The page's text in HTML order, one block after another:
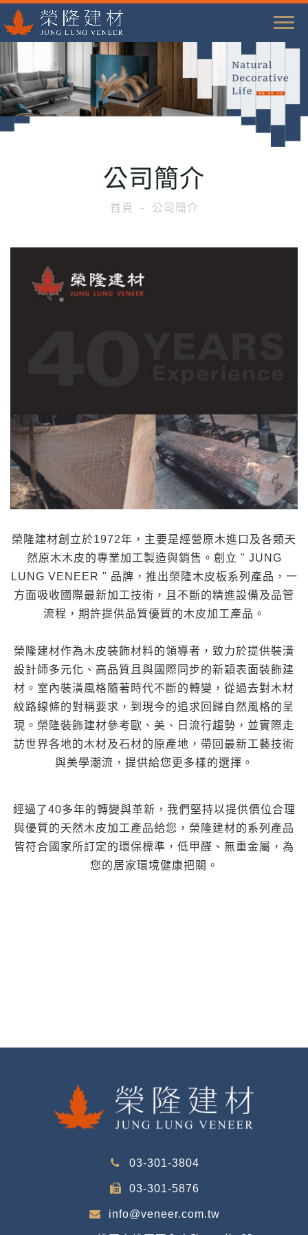
T
o
g
l
e
n
公司簡介
首頁 公司簡介
榮隆建材創立於1972年，主要是經營原木進口及各類天
然原木木皮的專業加工製造與銷售。創立 " JUNG
LUNG VENEER " 品牌，推出榮隆木皮板系列產品，一
方面吸收國際最新加工技術，且不斷的精進設備及品管
流程，期許提供品質優質的木皮加工產品。
榮隆建材作為木皮裝飾材料的領導者，致力於提供裝潢
設計師多元化、高品質且與國際同步的新穎表面裝飾建
材。室內裝潢風格隨著時代不斷的轉變，從過去對木材
紋路線條的對稱要求，到現今的追求回歸自然風格的呈
現。榮隆裝飾建材參考歐、美、日流行趨勢，並實際走
訪世界各地的木材及石材的原產地，帶回最新工藝技術
與美學潮流，提供給您更多樣的選擇。
經過了40多年的轉變與革新，我們堅持以提供價位合理
與優質的天然木皮加工產品給您，榮隆建材的系列產品
皆符合國家所訂定的環保標準，低甲醛、無重金屬，為
您的居家環境健康把關。
03-301-3804
03-301-5876
info@veneer.com.tw